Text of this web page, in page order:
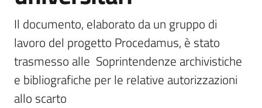
Contatti
Il documento, elaborato da un gruppo di
lavoro del progetto Procedamus, è stato
trasmesso alle  Soprintendenze archivistiche
e bibliografiche per le relative autorizzazioni
allo scarto